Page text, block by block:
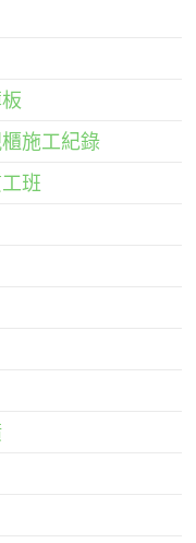
施工紀錄
班